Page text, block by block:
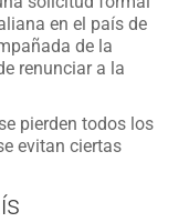
en el país de
de la
renunciar a la
pierden todos los
evitan ciertas